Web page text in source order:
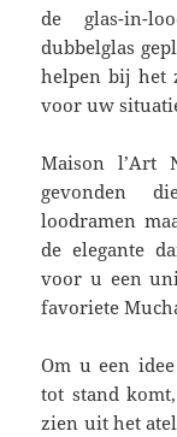
de glas-in-
dubbelglas
helpen bij het
voor uw
Maison l’Art
gevonden
loodramen
de elegante
voor u een
favoriete
Om u een
tot stand
zien uit het